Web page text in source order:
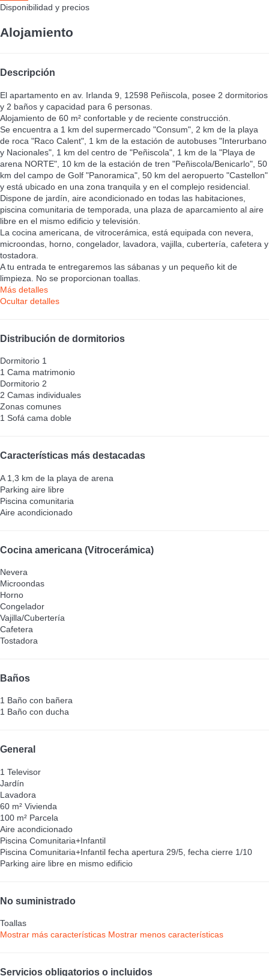
Disponibilidad y precios
Alojamiento
Descripción
El apartamento en av. Irlanda 9, 12598 Peñiscola, posee 2 dormitorios
y 2 baños y capacidad para 6 personas.
Alojamiento de 60 m² confortable y de reciente construcción.
Se encuentra a 1 km del supermercado "Consum", 2 km de la playa
de roca "Raco Calent", 1 km de la estación de autobuses "Interurbano
y Nacionales", 1 km del centro de "Peñiscola", 1 km de la "Playa de
arena NORTE", 10 km de la estación de tren "Peñiscola/Benicarlo", 50
km del campo de Golf "Panoramica", 50 km del aeropuerto "Castellon"
y está ubicado en una zona tranquila y en el complejo residencial.
Dispone de jardín, aire acondicionado en todas las habitaciones,
piscina comunitaria de temporada, una plaza de aparcamiento al aire
libre en el mismo edificio y televisión.
La cocina americana, de vitrocerámica, está equipada con nevera,
microondas, horno, congelador, lavadora, vajilla, cubertería, cafetera y
tostadora.
A tu entrada te entregaremos las sábanas y un pequeño kit de
limpieza. No se proporcionan toallas.
Más detalles
Ocultar detalles
Distribución de dormitorios
Dormitorio 1
1 Cama matrimonio
Dormitorio 2
2 Camas individuales
Zonas comunes
1 Sofá cama doble
Características más destacadas
A 1,3 km de la playa de arena
Parking aire libre
Piscina comunitaria
Aire acondicionado
Cocina americana (Vitrocerámica)
Nevera
Microondas
Horno
Congelador
Vajilla/Cubertería
Cafetera
Tostadora
Baños
1 Baño con bañera
1 Baño con ducha
General
1 Televisor
Jardín
Lavadora
60 m² Vivienda
100 m² Parcela
Aire acondicionado
Piscina Comunitaria+Infantil
Piscina Comunitaria+Infantil fecha apertura 29/5, fecha cierre 1/10
Parking aire libre en mismo edificio
No suministrado
Toallas
Mostrar más características Mostrar menos características
Servicios obligatorios o incluidos